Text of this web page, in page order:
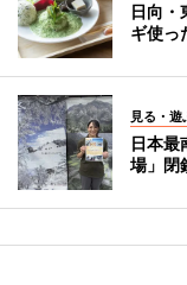
日向
ギ使っ
見る・遊
日本最
場」閉